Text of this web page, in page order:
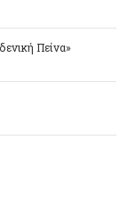
Πείνα»